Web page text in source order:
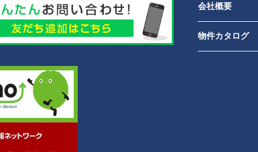
会社概要
物件カタログ